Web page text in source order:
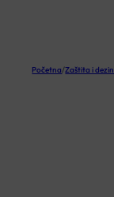
Početna/Zaštita i